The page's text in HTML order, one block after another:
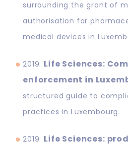
surrounding the grant of
authorisation for
medical devices in
2019: Life Sciences:
enforcement in
structured guide to
practices in Luxembourg.
2019: Life Sciences: